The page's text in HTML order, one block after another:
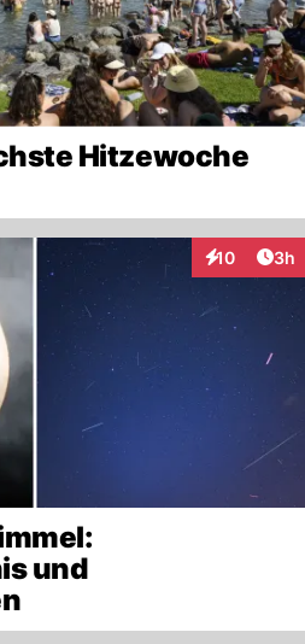
Hitzewoche
10
Interaktionen
3h
und